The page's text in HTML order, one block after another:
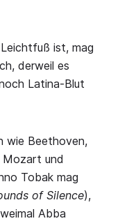
ist, mag
derweil es
Latina-Blut
wie Beethoven,
Mozart und
Tobak mag
of Silence),
Abba